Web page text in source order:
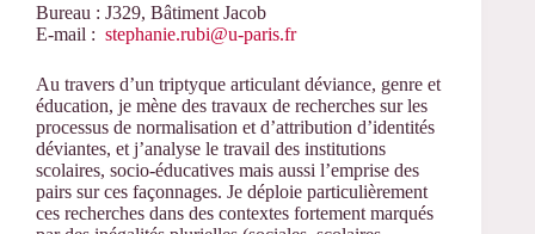
Bureau : J329, Bâtiment Jacob
E-mail : stephanie.rubi@u-paris.fr
Au travers d’un triptyque articulant déviance, genre et
éducation, je mène des travaux de recherches sur les
processus de normalisation et d’attribution d’identités
déviantes, et j’analyse le travail des institutions
scolaires, socio-éducatives mais aussi l’emprise des
pairs sur ces façonnages. Je déploie particulièrement
ces recherches dans des contextes fortement marqués